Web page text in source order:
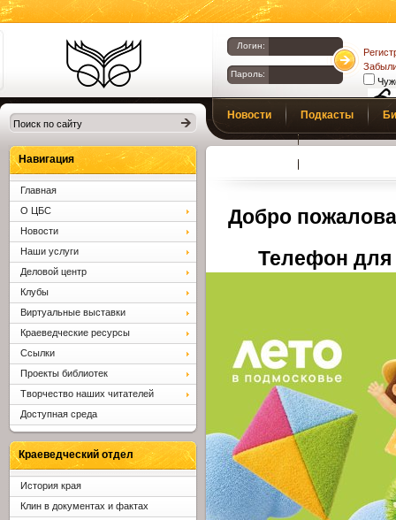
Библиотеки
Клина. Клинская
ЦБС.
Логин:
Пароль:
Новости Подкасты
Добро
Телефон для
Навигация
Главная
О ЦБС
Новости
Наши услуги
Деловой центр
Клубы
Виртуальные выставки
Краеведческие ресурсы
Ссылки
Проекты библиотек
Творчество наших читателей
Доступная среда
Краеведческий отдел
История края
Клин в документах и фактах